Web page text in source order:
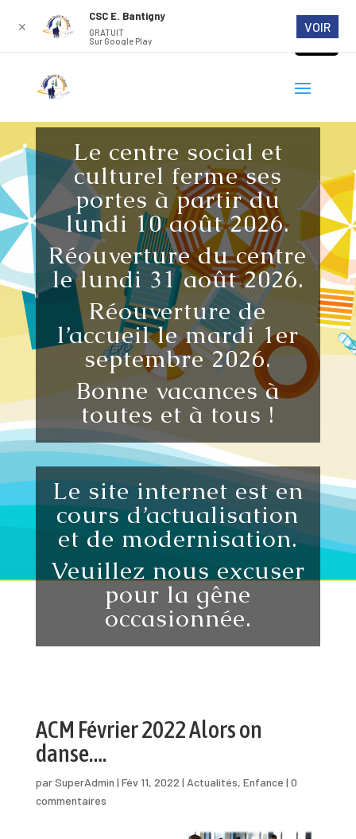
Le centre social et
culturel ferme ses
portes à partir du
lundi 10 août 2026.
Réouverture du centre
le lundi 31 août 2026.
Réouverture de
l’accueil le mardi 1er
septembre 2026.
Bonne vacances à
toutes et à tous !
Le site internet est en
cours d’actualisation
et de modernisation.
Veuillez nous excuser
pour la gêne
occasionnée.
ACM Février 2022 Alors on
danse….
parSuperAdmin | Fév 11, 2022 | Actualités, Enfance | 0
commentaires
✕
CSC E. Bantigny
GRATUIT
Sur Google Play
VOIR